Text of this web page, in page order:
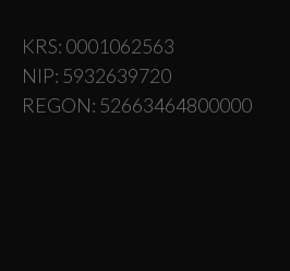
KRS: 0001062563
NIP: 5932639720
REGON: 52663464800000